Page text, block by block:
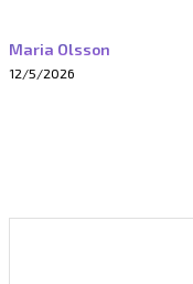
Maria Olsson
12/5/2026